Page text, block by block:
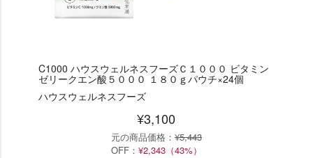
C1000 ハウスウェルネスフーズＣ１０００ ビタミン
ゼリークエン酸５０００ １８０ｇパウチ×24個
ハウスウェルネスフーズ
¥3,100
元の商品価格： ¥5,443
OFF： ¥2,343（43%）